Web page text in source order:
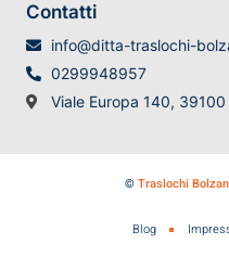
Contatti
info@ditta-traslochi-
0299948957
Viale Europa 140,
© Traslochi
Blog